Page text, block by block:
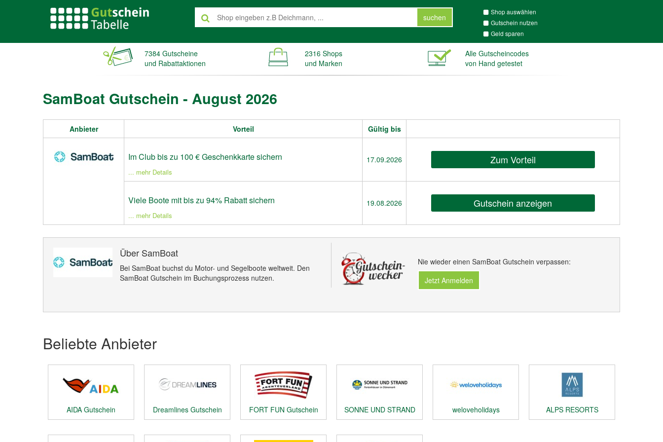
suchen
Shop auswählen
Gutschein nutzen
Geld sparen
7384 Gutscheine
und Rabattaktionen
2316 Shops
und Marken
Alle Gutscheincodes
von Hand getestet
SamBoat Gutschein - August 2026
Anbieter Vorteil Gültig bis
Im Club bis zu 100 € Geschenkkarte sichern
... mehr Details
17.09.2026 Zum Vorteil
Viele Boote mit bis zu 94% Rabatt sichern
... mehr Details
19.08.2026 Gutschein anzeigen
Über SamBoat
Bei SamBoat buchst du Motor- und Segelboote weltweit. Den
SamBoat Gutschein im Buchungsprozess nutzen.
Nie wieder einen SamBoat Gutschein verpassen:
Jetzt Anmelden
Beliebte Anbieter
AIDA Gutschein Dreamlines Gutschein FORT FUN Gutschein
SONNE UND STRAND
Gutschein
weloveholidays
Gutschein
ALPS RESORTS
Gutschein